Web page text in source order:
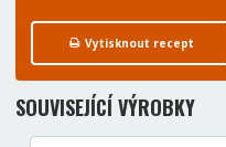
Vytisknout recept
SOUVISEJÍCÍ VÝROBKY